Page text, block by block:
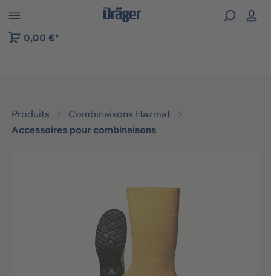
to B2B platform navigation
0,00 €*
Produits
Combinaisons Hazmat
Accessoires pour combinaisons